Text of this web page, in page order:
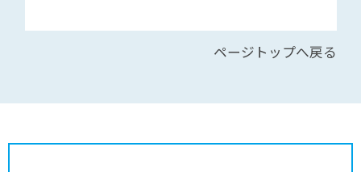
ページトップへ戻る